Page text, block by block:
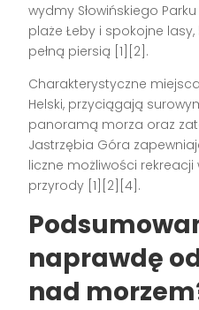
wydmy Słowińskiego
plaże Łeby i spokojne
pełną piersią [1][2] .
Charakterystyczne
Helski, przyciągają
panoramą morza oraz
Jastrzębia Góra
liczne możliwości
przyrody [1][2][4] .
naprawdę
nad